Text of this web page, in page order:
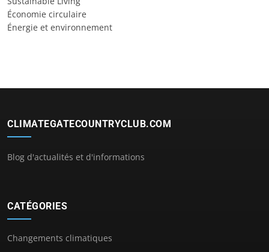
Économie circulaire
Énergie et environnement
CLIMATEGATECOUNTRYCLUB.COM
Blog d'actualités et d'informations
CATÉGORIES
Changements climatiques